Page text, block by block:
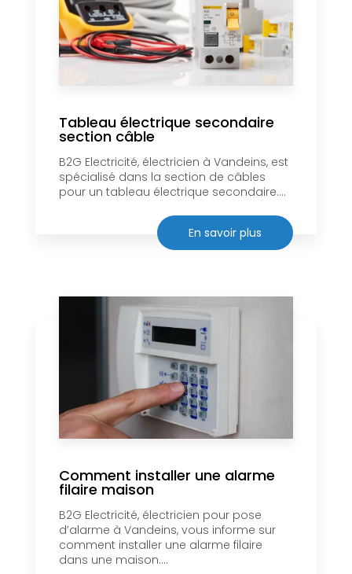
Tableau électrique secondaire
section câble
B2G Electricité, électricien à Vandeins, est
spécialisé dans la section de câbles
pour un tableau électrique secondaire....
En savoir plus
Comment installer une alarme
filaire maison
B2G Electricité, électricien pour pose
d’alarme à Vandeins, vous informe sur
comment installer une alarme filaire
dans une maison....